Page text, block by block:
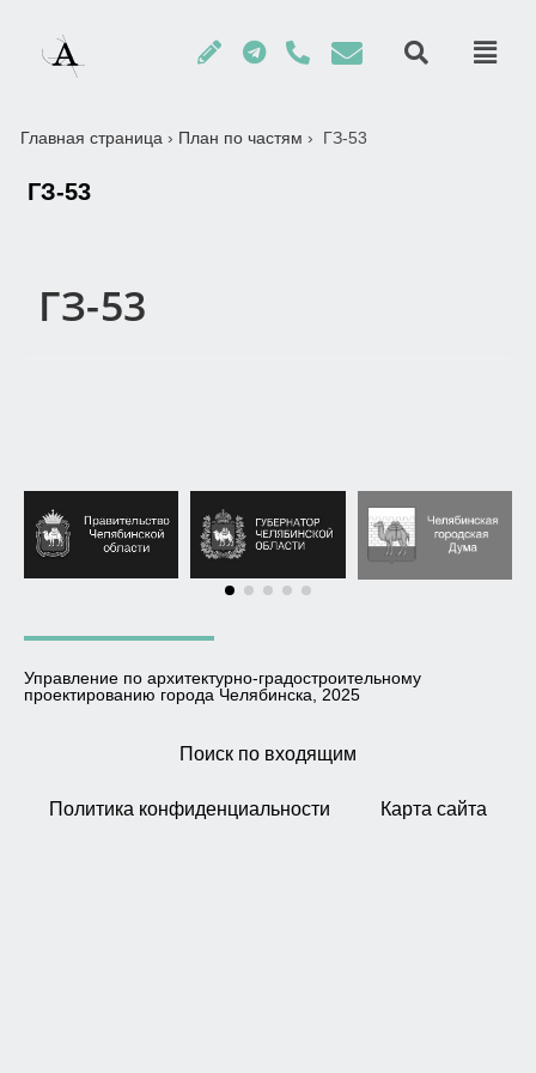
Главная страница › План по частям › ГЗ-53
ГЗ-53
ГЗ-53
Управление по архитектурно-градостроительному
проектированию города Челябинска, 2025
Поиск по входящим
Политика конфиденциальности Карта сайта